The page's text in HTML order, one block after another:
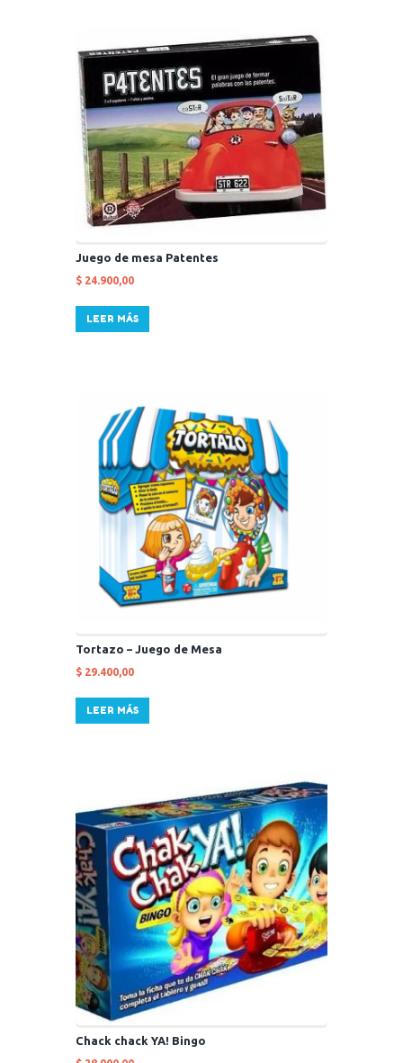
Juego de mesa Patentes
$ 24.900,00
LEER MÁS
Tortazo – Juego de Mesa
$ 29.400,00
LEER MÁS
Chack chack YA! Bingo